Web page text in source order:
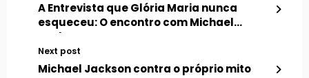
A Entrevista que Glória Maria nunca
esqueceu: O encontro com Michael
Jackson
Next post
Michael Jackson contra o próprio mito